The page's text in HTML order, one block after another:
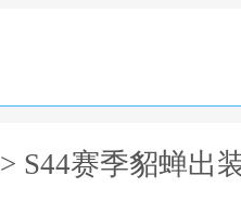
> S44赛季貂蝉出